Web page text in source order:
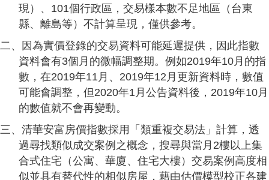
現）、101個行政區，交易樣本數不足地區（台東
縣、離島等）不計算呈現，僅供參考。
二、因為實價登錄的交易資料可能延遲提供，因此指數
資料會有3個月的微幅調整期。例如2019年10月的指
數，在2019年11月、2019年12月更新資料時，數值
可能會調整，但2020年1月公告資料後，2019年10月
的數值就不會再變動。
三、清華安富房價指數採用「類重複交易法」計算，透
過尋找類似成交案例之概念，搜尋與當月2樓以上集
合式住宅（公寓、華廈、住宅大樓）交易案例高度相
似並具有替代性的相似房屋，藉由估價模型校正各建